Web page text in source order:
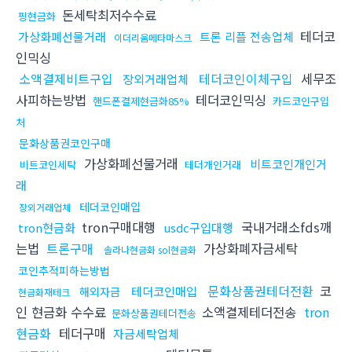
핑현금화 돈세탁최저수수료
가상화폐선물거래 이더리움메타마스크 트론 리플 전송업체 테더코
인믹싱
소액결제비트구입
장외거래업체 테더코인이체구입 세무조
사피하는방법 핸드폰결제현금화85% 테더코인믹싱 카드코인구입
처
문화상품권코인구매
비트코인세탁 가상화폐선물거래 테더개인거래
비트코인개인거
래
장외거래업체 테더코인매입
tron현금화 tron구매대행 usdc구입대행 국내거래소fds깨
는법 트론구매 솔라나현금화 sol현금화 가상화폐자금세탁
코인추적피하는방법
현금화재테크 해외자금 테더코인매입 문화상품권테더전환 코
인 현금화 수수료 문화상품권테더전송 소액결제테더전송 tron
현금화 테더구매 자금세탁업체